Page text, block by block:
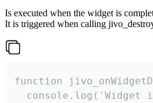
Is executed when the widget is
It is triggered when calling
function
console.log('Widget